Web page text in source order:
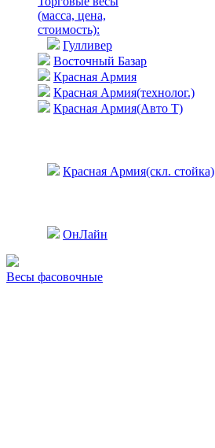
(масса, цена,
стоимость):
Гулливер
Восточный Базар
Красная Армия
Красная Армия(технолог.)
Красная Армия(Авто Т)
Красная Армия(скл. стойка)
ОнЛайн
Весы фасовочные